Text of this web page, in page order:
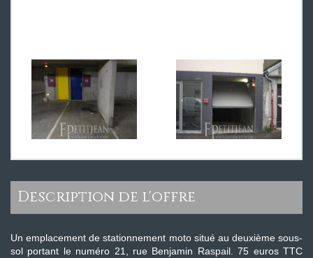
description de l'offre
Un emplacement de stationnement moto situé au deuxième sous-
sol portant le numéro 21, rue Benjamin Raspail. 75 euros TTC